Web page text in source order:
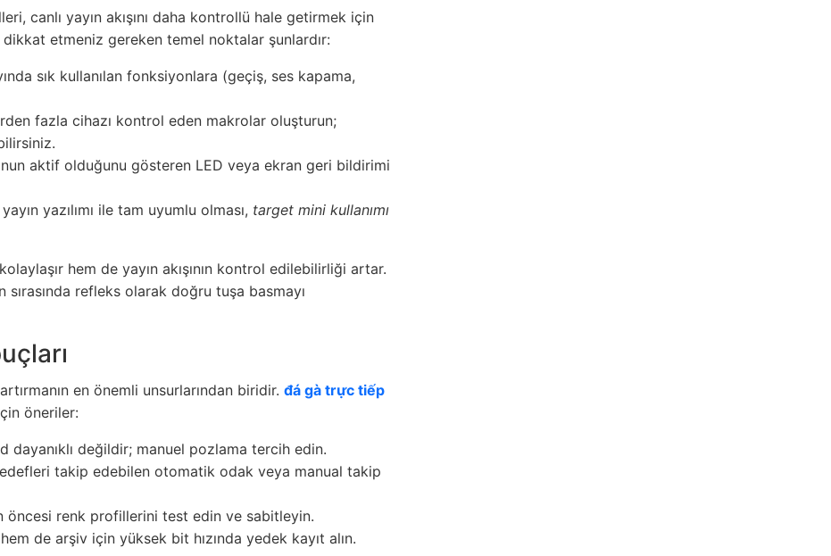
canlı yayın akışını daha kontrollü hale getirmek için
dikkat etmeniz gereken temel noktalar şunlardır:
sık kullanılan fonksiyonlara (geçiş, ses kapama,
fazla cihazı kontrol eden makrolar oluşturun;
aktif olduğunu gösteren LED veya ekran geri bildirimi
yazılımı ile tam uyumlu olması, target mini kullanımı
hem de yayın akışının kontrol edilebilirliği artar.
sırasında refleks olarak doğru tuşa basmayı
en önemli unsurlarından biridir. đá gà trực tiếp
öneriler:
dayanıklı değildir; manuel pozlama tercih edin.
takip edebilen otomatik odak veya manual takip
öncesi renk profillerini test edin ve sabitleyin.
de arşiv için yüksek bit hızında yedek kayıt alın.